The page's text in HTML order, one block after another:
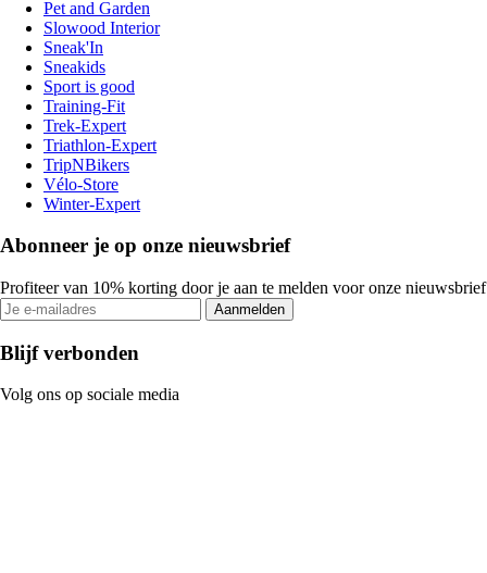
Pet and Garden
Slowood Interior
Sneak'In
Sneakids
Sport is good
Training-Fit
Trek-Expert
Triathlon-Expert
TripNBikers
Vélo-Store
Winter-Expert
Abonneer je op onze nieuwsbrief
Profiteer van 10% korting door je aan te melden voor onze nieuwsbrief
Aanmelden
Blijf verbonden
Volg ons op sociale media